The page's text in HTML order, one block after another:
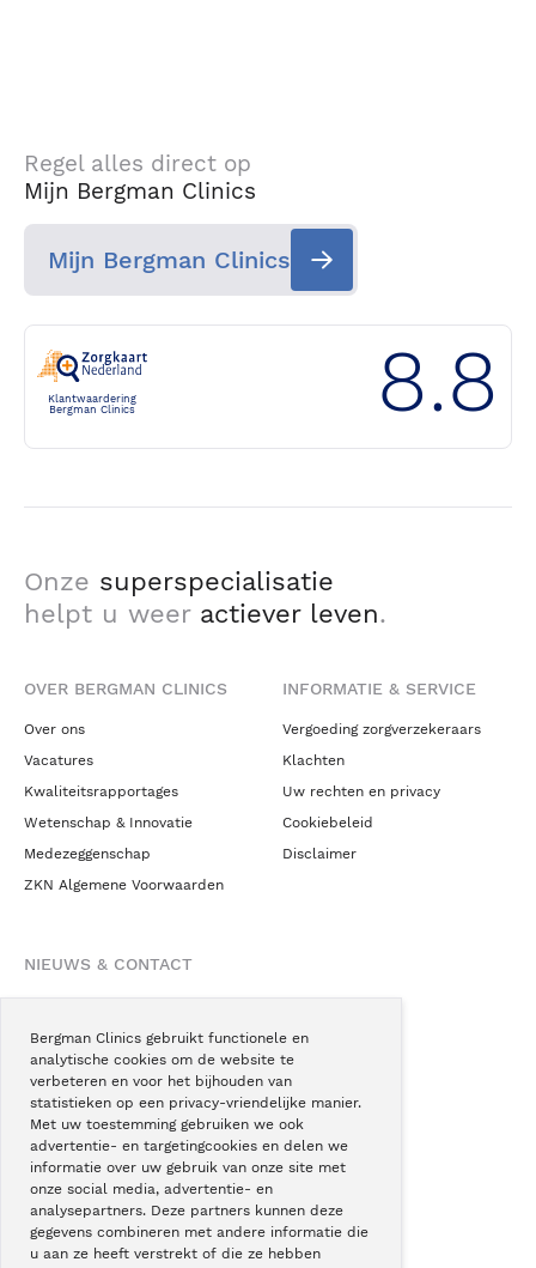
Bergman Clinics gebruikt functionele en
analytische cookies om de website te
verbeteren en voor het bijhouden van
statistieken op een privacy-vriendelijke manier.
Met uw toestemming gebruiken we ook
advertentie- en targetingcookies en delen we
informatie over uw gebruik van onze site met
onze social media, advertentie- en
analysepartners. Deze partners kunnen deze
gegevens combineren met andere informatie die
u aan ze heeft verstrekt of die ze hebben
Regel alles direct op
Mijn Bergman Clinics
Mijn Bergman Clinics
Klantwaardering
Bergman Clinics
8.8
Onze superspecialisatie
helpt u weer actiever leven.
OVER BERGMAN CLINICS
Over ons
Vacatures
Kwaliteitsrapportages
Wetenschap & Innovatie
Medezeggenschap
ZKN Algemene Voorwaarden
INFORMATIE & SERVICE
Vergoeding zorgverzekeraars
Klachten
Uw rechten en privacy
Cookiebeleid
Disclaimer
NIEUWS & CONTACT
Blogs
Podcast
Pressroom
Instagram
Facebook
LinkedIn